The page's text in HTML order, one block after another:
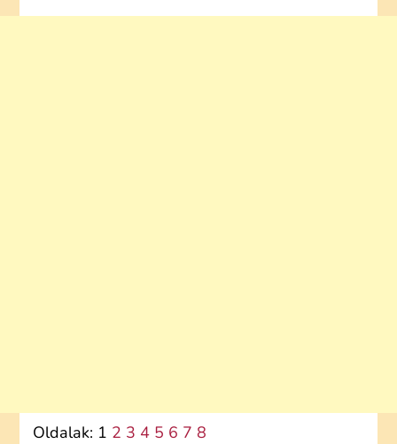
Oldalak: 1 2 3 4 5 6 7 8